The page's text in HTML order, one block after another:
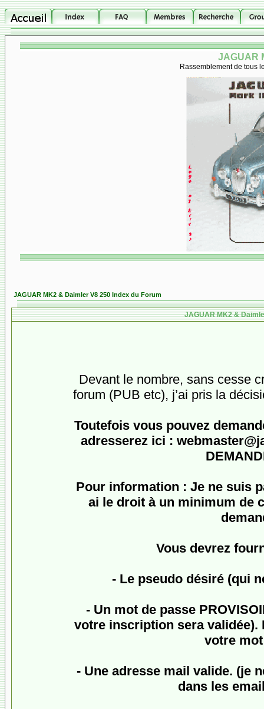
JAGUAR
Rassemblement de tous
JAGUAR MK2 & Daimler V8 250 Index du Forum
JAGUAR MK2 &
Devant le nombre, sans cesse
forum (PUB etc), j’ai pris la
Toutefois vous pouvez
adresserez ici :
Pour information : Je ne suis
ai le droit à un minimum de
Vous devrez
- Le pseudo désiré (qui
- Un mot de passe
votre inscription sera validée).
votre
- Une adresse mail valide. (je
dans les